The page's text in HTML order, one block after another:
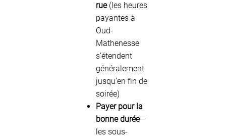
rue(les heures
payantes à
Oud-
Mathenesse
s’étendent
généralement
jusqu’en fin de
soirée)
Payer pour la
bonne durée—
les sous-